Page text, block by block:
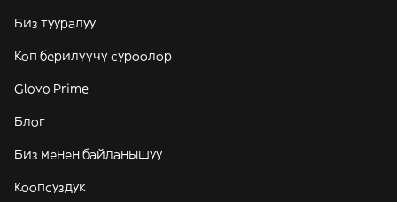
Биз тууралуу
Көп берилүүчү суроолор
Glovo Prime
Блог
Биз менен байланышуу
Коопсуздук